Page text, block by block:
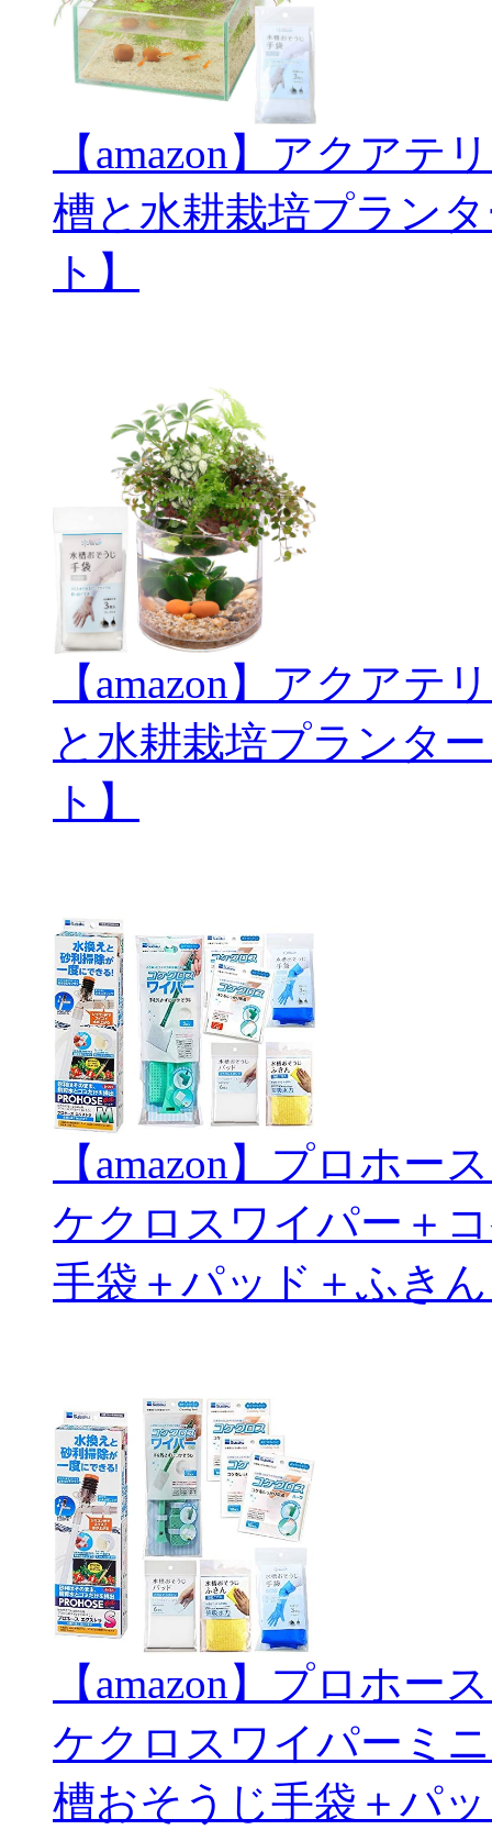
【amazon】アクアテ
槽と水耕栽培プラン
ト】
【amazon】アクアテ
と水耕栽培プランタ
ト】
【amazon】プロホ
ケクロスワイパー＋
手袋＋パッド＋ふき
【amazon】プロホー
ケクロスワイパーミ
槽おそうじ手袋＋パ